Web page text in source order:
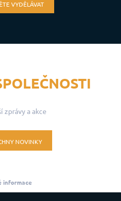
VYDĚLÁVAT
zprávy a akce
NOVINKY
informace